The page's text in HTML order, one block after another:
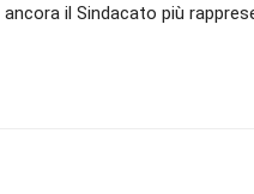
ancora il Sindacato più